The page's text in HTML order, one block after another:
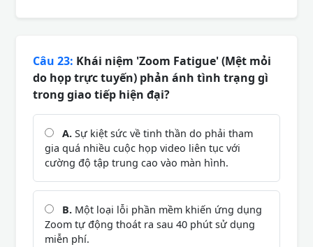
Câu 23: Khái niệm 'Zoom Fatigue' (Mệt mỏi
do họp trực tuyến) phản ánh tình trạng gì
trong giao tiếp hiện đại?
A. Sự kiệt sức về tinh thần do phải tham
gia quá nhiều cuộc họp video liên tục với
cường độ tập trung cao vào màn hình.
B. Một loại lỗi phần mềm khiến ứng dụng
Zoom tự động thoát ra sau 40 phút sử dụng
miễn phí.